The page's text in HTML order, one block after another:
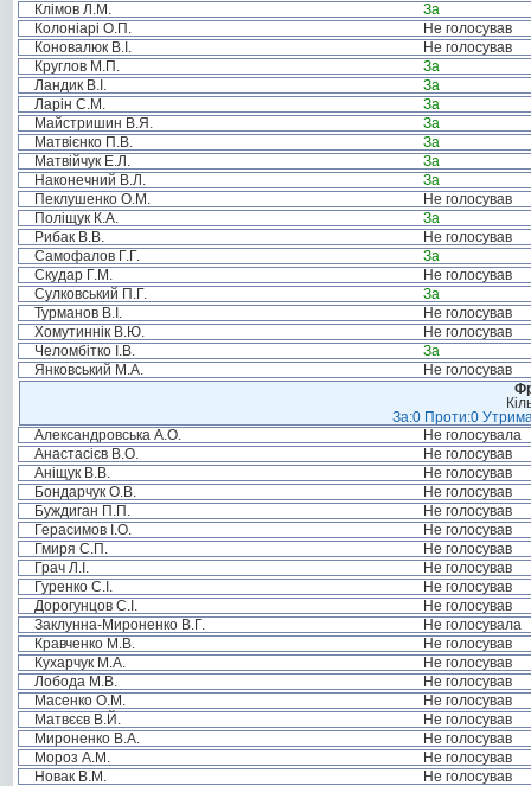
Клімов Л.М.
За
Колоніарі О.П.
Не голосував
Коновалюк В.І.
Не голосував
Круглов М.П.
За
Ландик В.І.
За
Ларін С.М.
За
Майстришин В.Я.
За
Матвієнко П.В.
За
Матвійчук Е.Л.
За
Наконечний В.Л.
За
Пеклушенко О.М.
Не голосував
Поліщук К.А.
За
Рибак В.В.
Не голосував
Самофалов Г.Г.
За
Скудар Г.М.
Не голосував
Сулковський П.Г.
За
Турманов В.І.
Не голосував
Хомутиннік В.Ю.
Не голосував
Челомбітко І.В.
За
Янковський М.А.
Не голосував
За:0 Проти:0
Александровська А.О.
Не голосувала
Анастасієв В.О.
Не голосував
Аніщук В.В.
Не голосував
Бондарчук О.В.
Не голосував
Буждиган П.П.
Не голосував
Герасимов І.О.
Не голосував
Гмиря С.П.
Не голосував
Грач Л.І.
Не голосував
Гуренко С.І.
Не голосував
Дорогунцов С.І.
Не голосував
Заклунна-Мироненко В.Г.
Не голосувала
Кравченко М.В.
Не голосував
Кухарчук М.А.
Не голосував
Лобода М.В.
Не голосував
Масенко О.М.
Не голосував
Матвєєв В.Й.
Не голосував
Мироненко В.А.
Не голосував
Мороз А.М.
Не голосував
Новак В.М.
Не голосував